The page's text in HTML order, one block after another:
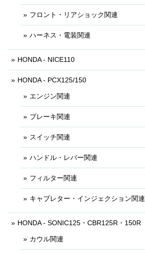
フロント・リアショック関連
ハーネス・電装関連
HONDA - NICE110
HONDA - PCX125/150
エンジン関連
ブレーキ関連
スイッチ関連
ハンドル・レバー関連
フィルター関連
キャブレター・インジェクション関連
HONDA - SONIC125・CBR125R・150R
カウル関連